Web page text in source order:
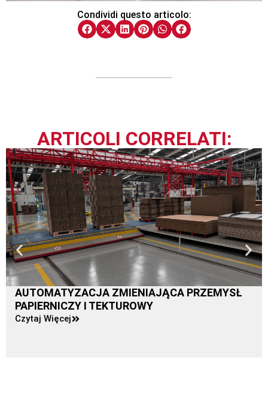
Condividi questo articolo:
ARTICOLI CORRELATI:
AUTOMATYZACJA ZMIENIAJĄCA PRZEMYSŁ
PAPIERNICZY I TEKTUROWY
Czytaj Więcej